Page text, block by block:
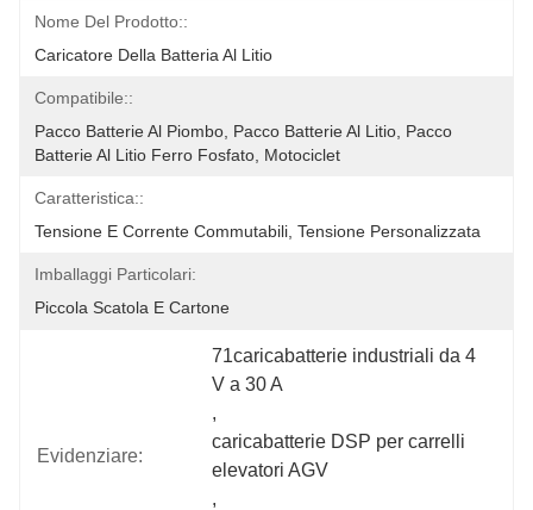
Nome Del Prodotto::
Caricatore Della Batteria Al Litio
Compatibile::
Pacco Batterie Al Piombo, Pacco Batterie Al Litio, Pacco
Batterie Al Litio Ferro Fosfato, Motociclet
Caratteristica::
Tensione E Corrente Commutabili, Tensione Personalizzata
Imballaggi Particolari:
Piccola Scatola E Cartone
Evidenziare:
71caricabatterie industriali da 4
V a 30 A
,
caricabatterie DSP per carrelli
elevatori AGV
,